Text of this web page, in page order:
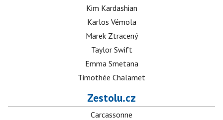
Kim Kardashian
Karlos Vémola
Marek Ztracený
Taylor Swift
Emma Smetana
Timothée Chalamet
Zestolu.cz
Carcassonne